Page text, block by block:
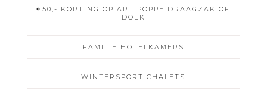
€50,- KORTING OP ARTIPOPPE DRAAGZAK OF
DOEK
FAMILIE HOTELKAMERS
WINTERSPORT CHALETS